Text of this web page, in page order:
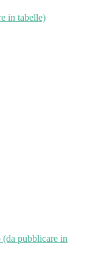
in tabelle)
pubblicare in